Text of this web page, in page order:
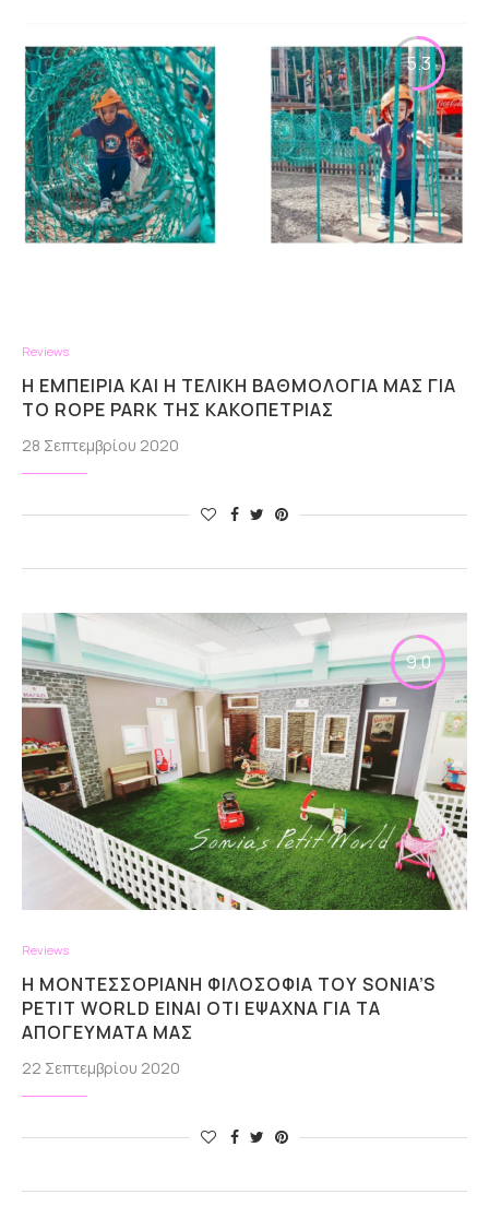
5.3
Reviews
Η ΕΜΠΕΙΡΊΑ ΚΑΙ Η ΤΕΛΙΚΉ ΒΑΘΜΟΛΟΓΊΑ ΜΑΣ ΓΙΑ
ΤΟ ROPE PARK ΤΗΣ ΚΑΚΟΠΕΤΡΙΆΣ
28 Σεπτεμβρίου 2020
9.0
Reviews
Η ΜΟΝΤΕΣΣΟΡΙΑΝΉ ΦΙΛΟΣΟΦΊΑ ΤΟΥ SONIA’S
PETIT WORLD ΕΊΝΑΙ ΌΤΙ ΈΨΑΧΝΑ ΓΙΑ ΤΑ
ΑΠΟΓΕΥΜΑΤΆ ΜΑΣ
22 Σεπτεμβρίου 2020